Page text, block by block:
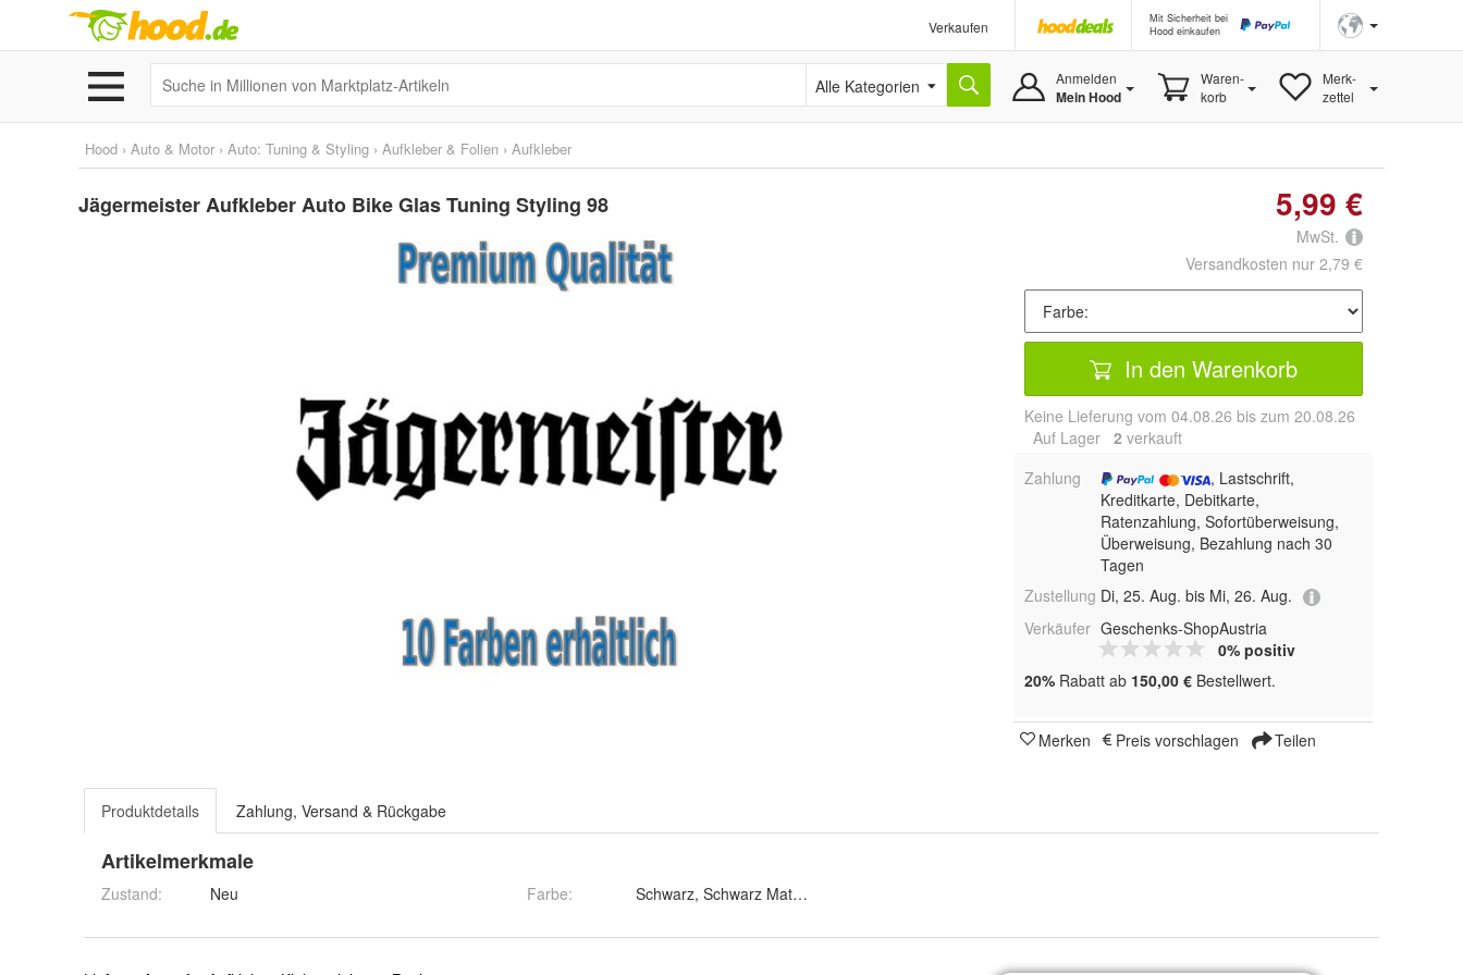
Verkaufen
Mit Sicherheit bei
Hood einkaufen
Alle Kategorien Anmelden
Mein Hood
Waren-
korb
Merk-
zettel
Hood › Auto & Motor › Auto: Tuning & Styling › Aufkleber & Folien › Aufkleber
Jägermeister Aufkleber Auto Bike Glas Tuning Styling 98 5,99 €
MwSt.
Versandkosten nur 2,79 €
In den Warenkorb
Keine Lieferung vom 04.08.26 bis zum 20.08.26
Auf Lager 2 verkauft
Zahlung
, Lastschrift,
Kreditkarte, Debitkarte,
Ratenzahlung, Sofortüberweisung,
Überweisung, Bezahlung nach 30
Tagen
Zustellung Di, 25. Aug. bis Mi, 26. Aug.
Verkäufer Geschenks-ShopAustria
0% positiv
20% Rabatt ab 150,00 € Bestellwert.
Merken Preis vorschlagen Teilen
Produktdetails Zahlung, Versand & Rückgabe
Artikelmerkmale
Zustand: Neu Farbe: